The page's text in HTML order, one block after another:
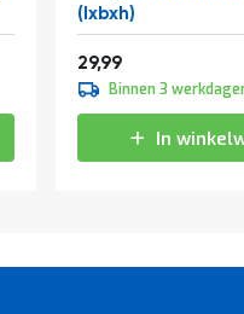
(lxbxh)
29,99
Binnen 3
In